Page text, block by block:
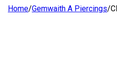
Home/Gemwaith A Piercings/